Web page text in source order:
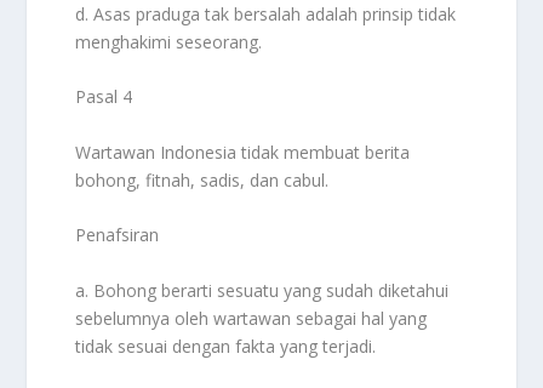
d. Asas praduga tak bersalah adalah prinsip tidak
menghakimi seseorang.
Pasal 4
Wartawan Indonesia tidak membuat berita
bohong, fitnah, sadis, dan cabul.
Penafsiran
a. Bohong berarti sesuatu yang sudah diketahui
sebelumnya oleh wartawan sebagai hal yang
tidak sesuai dengan fakta yang terjadi.